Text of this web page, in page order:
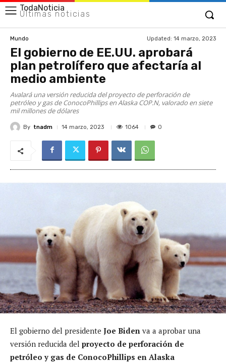
TodaNoticia
Últimas noticias
Mundo Updated: 14 marzo, 2023
El gobierno de EE.UU. aprobará
plan petrolífero que afectaría al
medio ambiente
Avalará una versión reducida del proyecto de perforación de
petróleo y gas de ConocoPhillips en Alaska COP.N, valorado en siete
mil millones de dólares
By tnadm 14 marzo, 2023 1064 0
El gobierno del presidente Joe Biden va a aprobar una
versión reducida del proyecto de perforación de
petróleo y gas de ConocoPhillips en Alaska